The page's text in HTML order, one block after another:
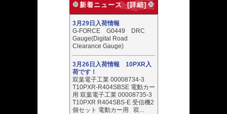
新着ニュース [詳細]
3月29日入荷情報
G-FORCE G0449 DRC
Gauge(Digital Road
Clearance Gauge)
3月26日入荷情報 10PXR入
荷です！
双葉電子工業 00008734-3
T10PXR-R404SBSE 電動カー
用 双葉電子工業 00008735-3
T10PXR R404SBS-E 受信機2
個セット 電動カー用 双...